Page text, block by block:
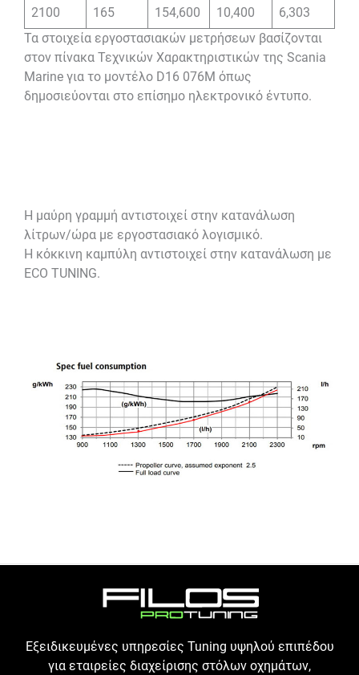
2100 165 154,600 10,400
6,303
Τα στοιχεία εργοστασιακών μετρήσεων βασίζονται
στον πίνακα Τεχνικών Χαρακτηριστικών της Scania
Marine για το μοντέλο D16 076M όπως
δημοσιεύονται στο επίσημο ηλεκτρονικό έντυπο.
Η μαύρη γραμμή αντιστοιχεί στην κατανάλωση
λίτρων/ώρα με εργοστασιακό λογισμικό.
Η κόκκινη καμπύλη αντιστοιχεί στην κατανάλωση με
ECO TUNING.
Εξειδικευμένες υπηρεσίες Tuning υψηλού επιπέδου
για εταιρείες διαχείρισης στόλων οχημάτων,